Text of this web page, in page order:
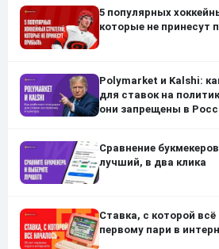
5 популярных
которые не принесут
Polymarket и Kalshi:
для ставок на
они запрещены в
Сравнение
лучший, в два клика
Ставка, с которой всё
первому пари в